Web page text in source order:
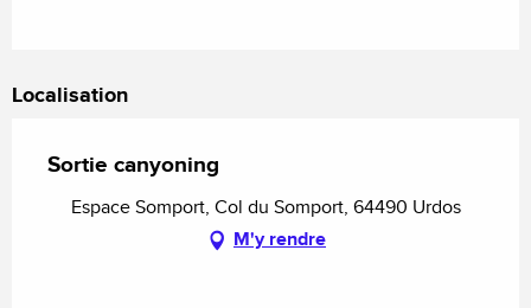
Localisation
Sortie canyoning
Espace Somport, Col du Somport, 64490 Urdos
M'y rendre